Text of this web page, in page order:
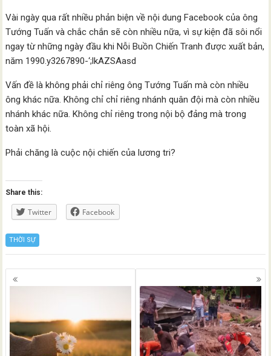
Vài ngày qua rất nhiều phản biện về nội dung Facebook của ông
Tướng Tuấn và chắc chắn sẽ còn nhiều nữa, vì sự kiện đã sôi nổi
ngay từ những ngày đầu khi Nỗi Buồn Chiến Tranh được xuất bản,
năm 1990.y3267890-‘;lkAZSAasd
Vấn đề là không phải chỉ riêng ông Tướng Tuấn mà còn nhiều
ông khác nữa. Không chỉ chỉ riêng nhánh quân đội mà còn nhiều
nhánh khác nữa. Không chỉ riêng trong nội bộ đảng mà trong
toàn xã hội.
Phải chăng là cuộc nội chiến của lương tri?
Share this:
Twitter Facebook
THỜI SỰ
Posts
navigation